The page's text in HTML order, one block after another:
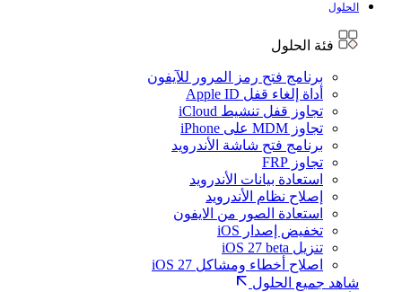
الحلول
فئة الحلول
برنامج فتح رمز المرور للآيفون
أداة إلغاء قفل Apple ID
تجاوز قفل تنشيط iCloud
تجاوز MDM على iPhone
برنامج فتح شاشة الأندرويد
تجاوز FRP
استعادة بيانات الأندرويد
إصلاح نظام الأندرويد
استعادة الصور من الايفون
تخفيض إصدار iOS
تنزيل iOS 27 beta
اصلاح أخطاء ومشاكل iOS 27
شاهد جميع الحلول